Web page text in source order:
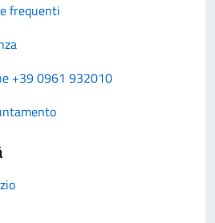
frequenti
+39 0961 932010